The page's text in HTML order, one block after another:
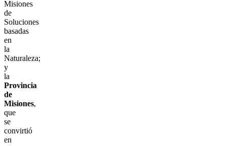
Misiones
de
Soluciones
basadas
en
la
Naturaleza;
y
la
Provincia
de
Misiones,
que
se
convirtió
en